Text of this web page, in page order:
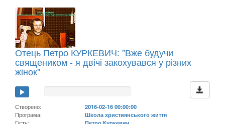
Отець Петро КУРКЕВИЧ: "Вже будучи
священиком - я двічі закохувався у різних
жінок"
Створено:
2016-02-16 00:00:00
Програма:
Школа християнського життя
Гість:
Петро Куркевич